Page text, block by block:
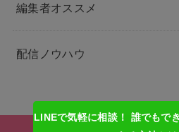
編集者オススメ
配信ノウハウ
LINEで気軽に相談！ 誰でもで